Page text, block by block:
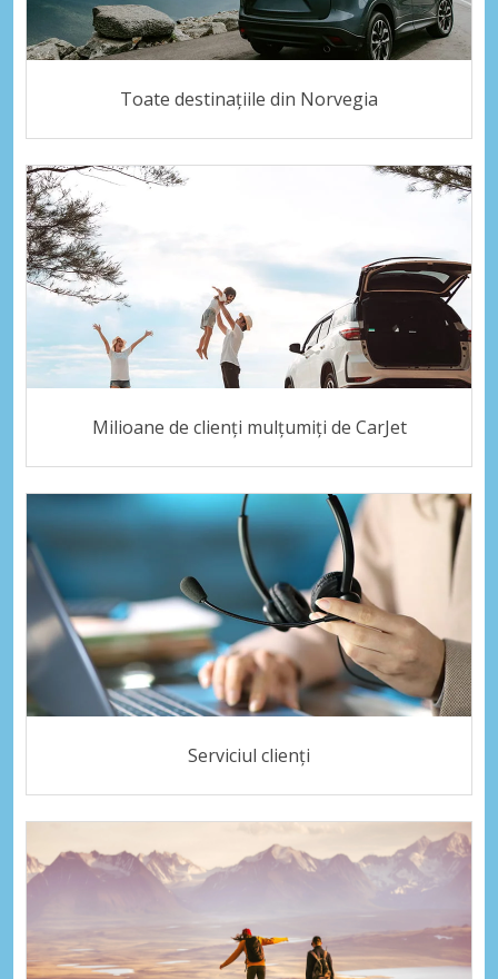
Toate destinațiile din Norvegia
Milioane de clienți mulțumiți de CarJet
Serviciul clienți